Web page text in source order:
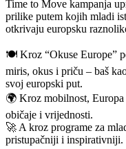
Time to Move kampanja
prilike putem kojih mladi
otkrivaju europsku
🍽️ Kroz “Okuse Europe”
miris, okus i priču – baš
svoj europski put.
🌍 Kroz mobilnost,
običaje i vrijednosti.
🚀 A kroz programe za
pristupačniji i inspirativniji.